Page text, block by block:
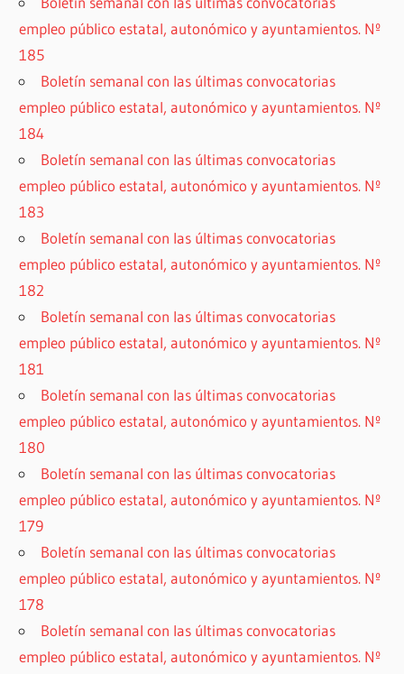
empleo público estatal, autonómico y ayuntamientos. Nº
185
Boletín semanal con las últimas convocatorias
empleo público estatal, autonómico y ayuntamientos. Nº
184
Boletín semanal con las últimas convocatorias
empleo público estatal, autonómico y ayuntamientos. Nº
183
Boletín semanal con las últimas convocatorias
empleo público estatal, autonómico y ayuntamientos. Nº
182
Boletín semanal con las últimas convocatorias
empleo público estatal, autonómico y ayuntamientos. Nº
181
Boletín semanal con las últimas convocatorias
empleo público estatal, autonómico y ayuntamientos. Nº
180
Boletín semanal con las últimas convocatorias
empleo público estatal, autonómico y ayuntamientos. Nº
179
Boletín semanal con las últimas convocatorias
empleo público estatal, autonómico y ayuntamientos. Nº
178
Boletín semanal con las últimas convocatorias
empleo público estatal, autonómico y ayuntamientos. Nº